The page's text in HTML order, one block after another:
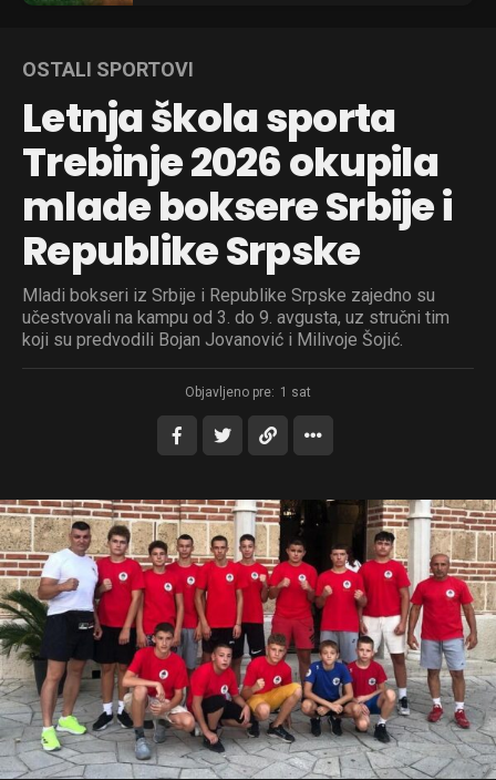
OSTALI SPORTOVI
Letnja škola sporta
Trebinje 2026 okupila
mlade boksere Srbije i
Republike Srpske
Mladi bokseri iz Srbije i Republike Srpske zajedno su
učestvovali na kampu od 3. do 9. avgusta, uz stručni tim
koji su predvodili Bojan Jovanović i Milivoje Šojić.
Objavljeno pre: 1 sat